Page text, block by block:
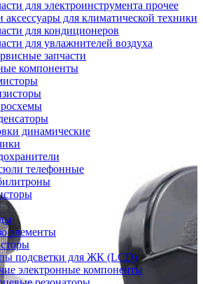
для электроинструмента прочее
аксессуары для климатической техники
для кондиционеров
для увлажнителей воздуха
запчасти
компоненты
динамические
телефонные
элементы
подсветки для ЖК (LCD)
электронные компоненты